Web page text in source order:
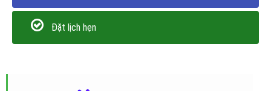
Đặt lịch hẹn